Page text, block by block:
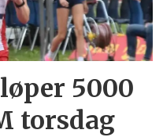
5000
torsdag